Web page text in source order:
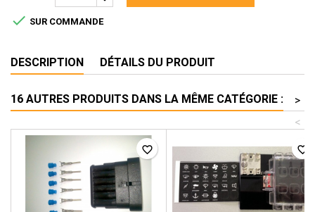
 SUR COMMANDE
DESCRIPTION DÉTAILS DU PRODUIT
16 AUTRES PRODUITS DANS LA MÊME CATÉGORIE :
>
<
favorite_border favorite_border